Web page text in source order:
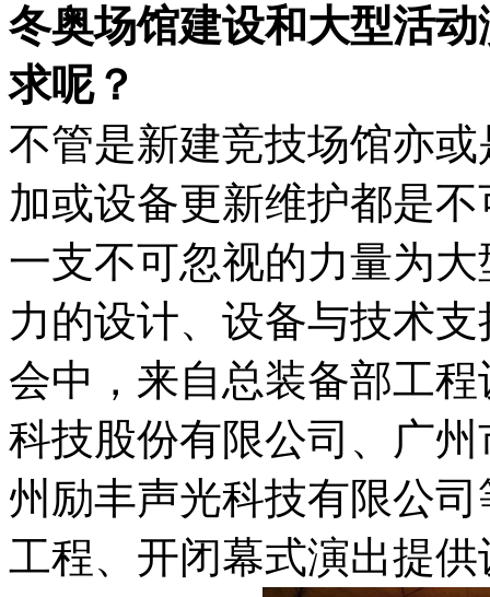
冬奥场馆建设和大型活
求呢？
不管是新建竞技场馆亦
加或设备更新维护都是
一支不可忽视的力量为
力的设计、设备与技术
会中，来自总装备部工
科技股份有限公司、广
州励丰声光科技有限公
工程、开闭幕式演出提